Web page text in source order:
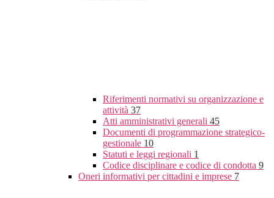
Riferimenti normativi su organizzazione e
attività 37
Atti amministrativi generali 45
Documenti di programmazione strategico-
gestionale 10
Statuti e leggi regionali 1
Codice disciplinare e codice di condotta 9
Oneri informativi per cittadini e imprese 7